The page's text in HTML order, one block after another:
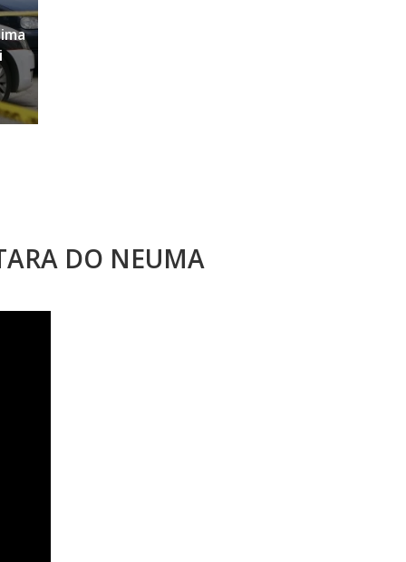
DO NEUMA